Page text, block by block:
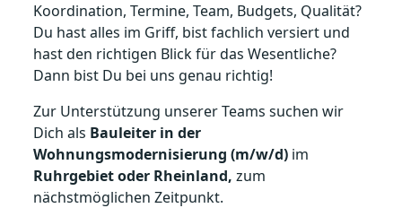
Koordination, Termine, Team, Budgets, Qualität?
Du hast alles im Griff, bist fachlich versiert und
hast den richtigen Blick für das Wesentliche?
Dann bist Du bei uns genau richtig!
Zur Unterstützung unserer Teams suchen wir
Dich als Bauleiter in der
Wohnungsmodernisierung (m/w/d) im
Ruhrgebiet oder Rheinland,zum
nächstmöglichen Zeitpunkt.